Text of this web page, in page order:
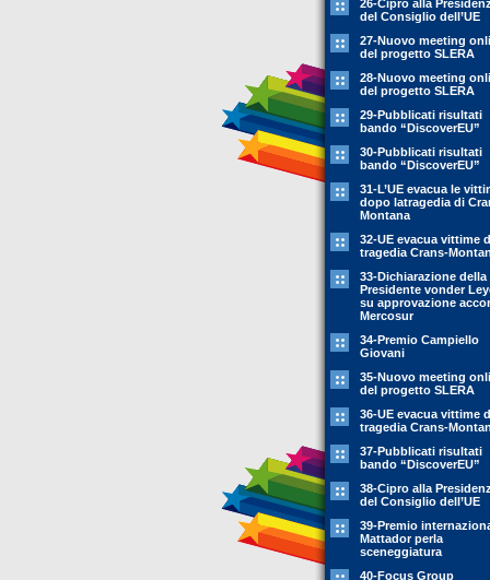
26-Cipro alla
del Consiglio dell’UE
27-Nuovo meeting
del progetto SLERA
28-Nuovo meeting
del progetto SLERA
29-Pubblicati risultati
bando “DiscoverEU”
30-Pubblicati risultati
bando “DiscoverEU”
31-L’UE evacua le
dopo latragedia di
Montana
32-UE evacua vittime
tragedia Crans-
33-Dichiarazione della
Presidente vonder
su approvazione
Mercosur
34-Premio Campiello
Giovani
35-Nuovo meeting
del progetto SLERA
36-UE evacua vittime
tragedia Crans-
37-Pubblicati risultati
bando “DiscoverEU”
38-Cipro alla
del Consiglio dell’UE
39-Premio
Mattador perla
sceneggiatura
40-Focus Group